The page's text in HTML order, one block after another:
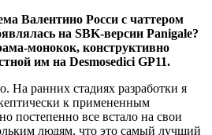
Валентино Росси с чаттером
на SBK-версии Panigale?
монокок, конструктивно
им на Desmosedici GP11.
На ранних стадиях разработки я
к примененным
постепенно все встало на свои
людям, что это самый лучший